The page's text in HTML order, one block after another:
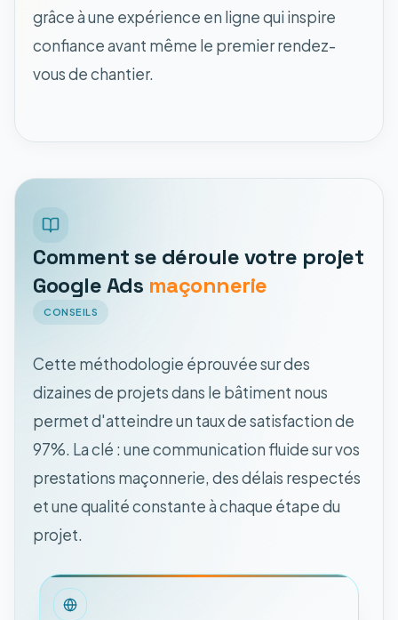
grâce à une expérience en ligne qui inspire
confiance avant même le premier rendez-
vous de chantier.
Comment se déroule votre projet
Google Ads maçonnerie
CONSEILS
Cette méthodologie éprouvée sur des
dizaines de projets dans le bâtiment nous
permet d'atteindre un taux de satisfaction de
97%. La clé : une communication fluide sur vos
prestations maçonnerie, des délais respectés
et une qualité constante à chaque étape du
projet.